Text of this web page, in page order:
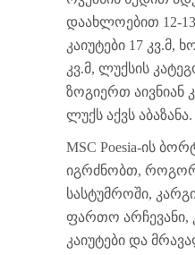
დაახლოებით 12-13
კაიუტები 17 კვ.მ,
კვ.მ, ლუქსის
ზოგიერთ აივნიან
ლუქს აქვს აბაზანა.
MSC Poesia-ის
იგრძნობთ,
სასტუმროში,
ფართო
კაიუტები და